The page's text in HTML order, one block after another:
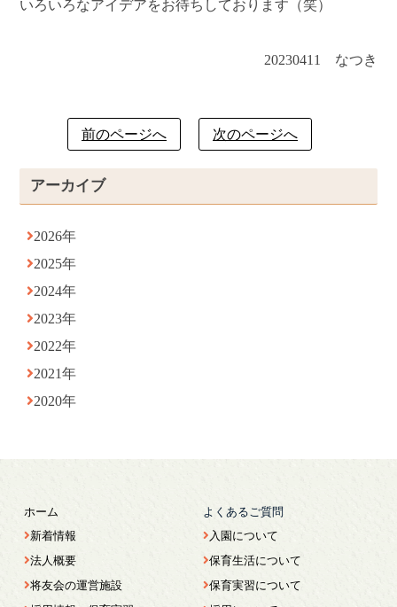
アーカイブ
2026年
2025年
2024年
2023年
2022年
2021年
2020年
いろいろなアイデアをお待ちしております（笑）
20230411 なつき
前のページへ 次のページへ
ホーム
新着情報
法人概要
将友会の運営施設
よくあるご質問
入園について
保育生活について
保育実習について